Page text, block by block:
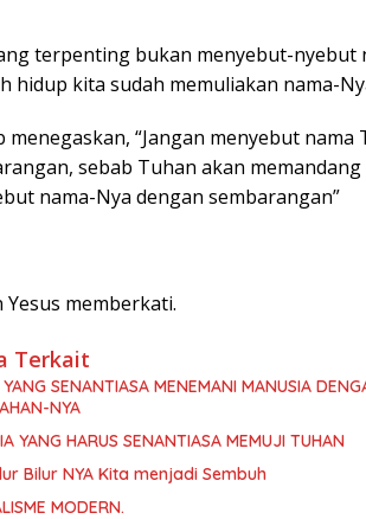
terpenting bukan menyebut-nyebut
hidup kita sudah memuliakan nama-
menegaskan, “Jangan menyebut nama
sebab Tuhan akan
nama-Nya dengan sembarangan”
Yesus memberkati.
Terkait
SENANTIASA MENEMANI MANUSIA
NYA
YANG HARUS SENANTIASA MEMUJI TUHAN
Bilur NYA Kita menjadi Sembuh
MODERN.